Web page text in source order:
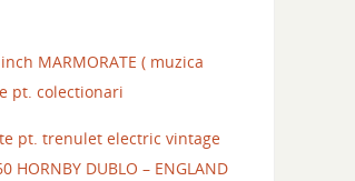
MARMORATE ( muzica
pt. colectionari
pt. trenulet electric vintage
HORNBY DUBLO – ENGLAND